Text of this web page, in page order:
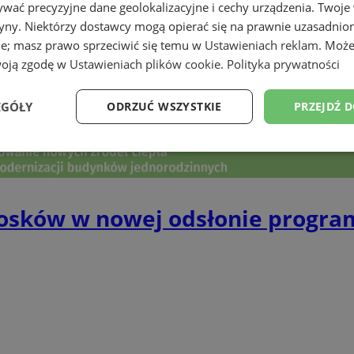
w nowej odsłonie
precyzyjne dane geolokalizacyjne i cechy urządzenia.
Niektórzy dostawcy mogą opierać się na prawnie
masz prawo sprzeciwić się temu w Ustawieniach reklam.
zgodę w Ustawieniach plików cookie. Polityka prywatności
PRZEJDŹ
ODRZUĆ WSZYSTKIE
Wydajność Targetowanie Funkcjonalność